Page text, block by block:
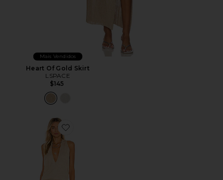
Mais Vendidos
Heart Of Gold Skirt
LSPACE
$145
Favorite Cosita Buena Mini Dress